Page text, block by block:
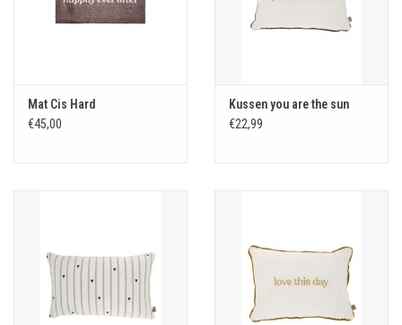
Mat Cis Hard
€45,00
Kussen you are the sun
€22,99